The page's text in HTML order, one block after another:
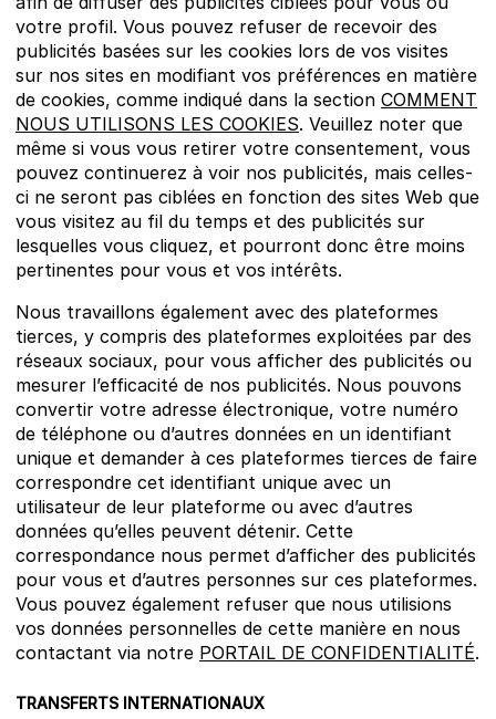
votre profil. Vous pouvez refuser de recevoir des
publicités basées sur les cookies lors de vos visites
sur nos sites en modifiant vos préférences en matière
de cookies, comme indiqué dans la section COMMENT
NOUS UTILISONS LES COOKIES. Veuillez noter que
même si vous vous retirer votre consentement, vous
pouvez continuerez à voir nos publicités, mais celles-
ci ne seront pas ciblées en fonction des sites Web que
vous visitez au fil du temps et des publicités sur
lesquelles vous cliquez, et pourront donc être moins
pertinentes pour vous et vos intérêts.
Nous travaillons également avec des plateformes
tierces, y compris des plateformes exploitées par des
réseaux sociaux, pour vous afficher des publicités ou
mesurer l’efficacité de nos publicités. Nous pouvons
convertir votre adresse électronique, votre numéro
de téléphone ou d’autres données en un identifiant
unique et demander à ces plateformes tierces de faire
correspondre cet identifiant unique avec un
utilisateur de leur plateforme ou avec d’autres
données qu’elles peuvent détenir. Cette
correspondance nous permet d’afficher des publicités
pour vous et d’autres personnes sur ces plateformes.
Vous pouvez également refuser que nous utilisions
vos données personnelles de cette manière en nous
contactant via notre PORTAIL DE CONFIDENTIALITÉ.
TRANSFERTS INTERNATIONAUX